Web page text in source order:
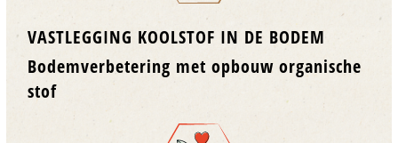
VASTLEGGING KOOLSTOF IN DE BODEM
Bodemverbetering met opbouw organische
stof